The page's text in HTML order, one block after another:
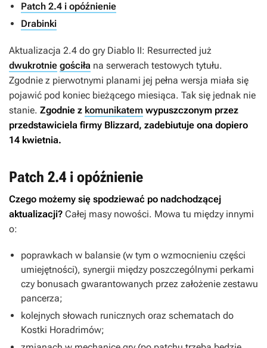
Patch 2.4 i opóźnienie
Drabinki
Aktualizacja 2.4 do gry Diablo II: Resurrected już
dwukrotnie gościła na serwerach testowych tytułu.
Zgodnie z pierwotnymi planami jej pełna wersja miała się
pojawić pod koniec bieżącego miesiąca. Tak się jednak nie
stanie. Zgodnie z komunikatem wypuszczonym przez
przedstawiciela firmy Blizzard, zadebiutuje ona dopiero
14 kwietnia.
Patch 2.4 i opóźnienie
Czego możemy się spodziewać po nadchodzącej
aktualizacji? Całej masy nowości. Mowa tu między innymi
o:
poprawkach w balansie (w tym o wzmocnieniu części
umiejętności), synergii między poszczególnymi perkami
czy bonusach gwarantowanych przez założenie zestawu
pancerza;
kolejnych słowach runicznych oraz schematach do
Kostki Horadrimów;